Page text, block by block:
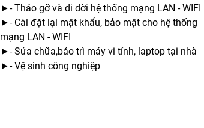
►- Tháo gỡ và di dời hệ thống mạng LAN - WIFI
►- Cài đặt lại mật khẩu, bảo mật cho hệ thống
mạng LAN - WIFI
►- Sửa chữa,bảo trì máy vi tính, laptop tại nhà
►- Vệ sinh công nghiệp